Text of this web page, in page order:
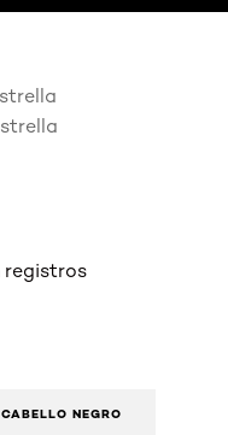
registros
CABELLO NEGRO